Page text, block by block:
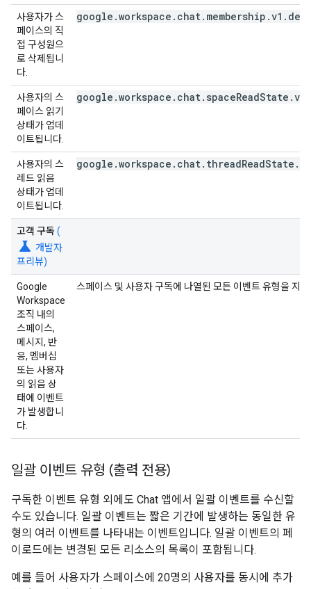
사용자가 스
페이스의 직
접 구성원으
로 삭제됩니
다.
사용자의 스
페이스 읽기
상태가 업데
이트됩니다.
사용자의 스
레드 읽음
상태가 업데
이트됩니다.
고객 구독 (
science 개발자
프리뷰)
Google
Workspace
조직 내의
스페이스,
메시지, 반
응, 멤버십
또는 사용자
의 읽음 상
태에 이벤트
가 발생합니
다.
스페이스 및 사용자 구독에 나열된 모든 이벤트 유형을 지
일괄 이벤트 유형 (출력 전용)
구독한 이벤트 유형 외에도 Chat 앱에서 일괄 이벤트를 수신할
수도 있습니다. 일괄 이벤트는 짧은 기간에 발생하는 동일한 유
형의 여러 이벤트를 나타내는 이벤트입니다. 일괄 이벤트의 페
이로드에는 변경된 모든 리소스의 목록이 포함됩니다.
예를 들어 사용자가 스페이스에 20명의 사용자를 동시에 추가